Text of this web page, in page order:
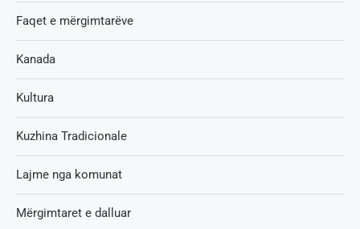
Faqet e mërgimtarëve
Kanada
Kultura
Kuzhina Tradicionale
Lajme nga komunat
Mërgimtaret e dalluar